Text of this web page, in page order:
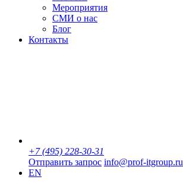
Мероприятия
СМИ о нас
Блог
Контакты
+7 (495) 228-30-31
Отправить запрос info@prof-itgroup.ru
EN